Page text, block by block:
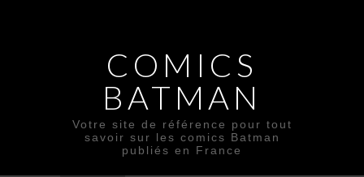
COMICS
BATMAN
Votre site de référence pour tout
savoir sur les comics Batman
publiés en France